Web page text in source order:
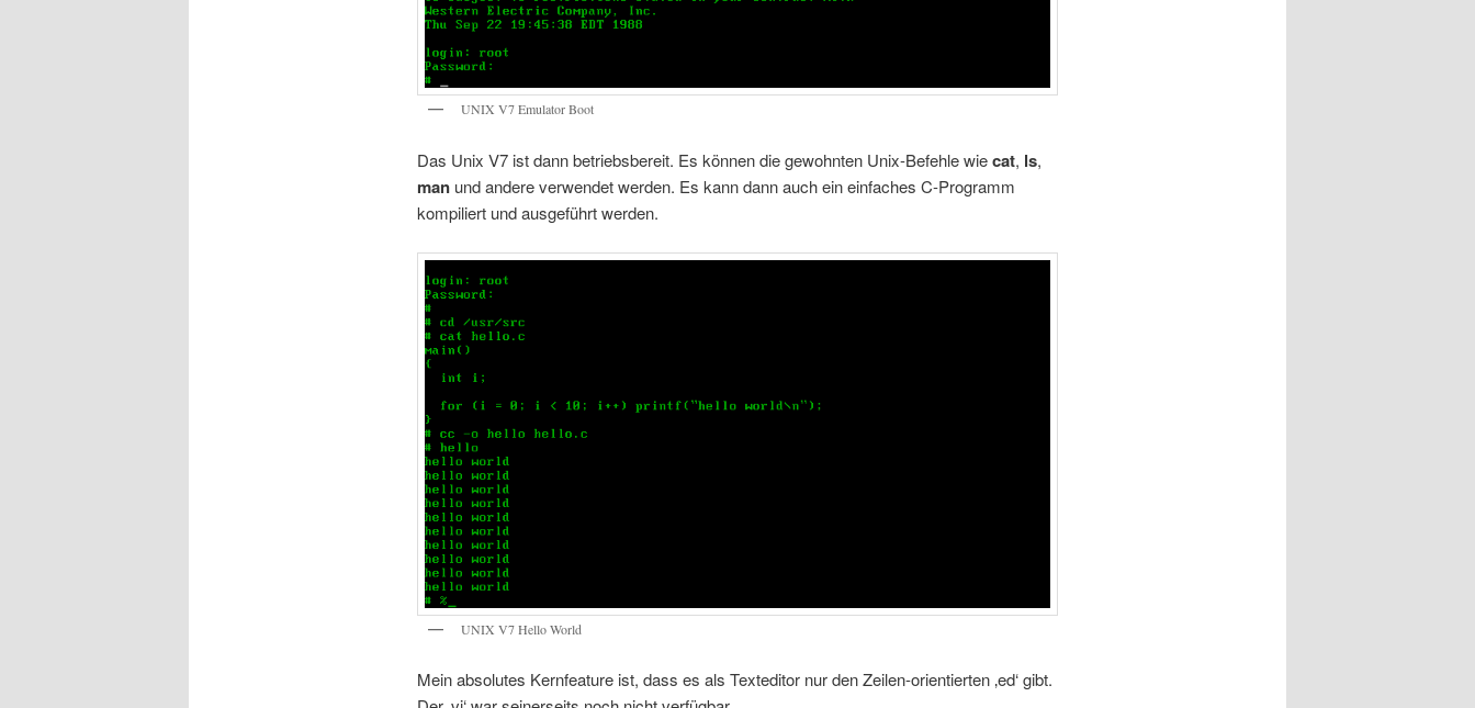
UNIX V7 Emulator Boot
Das Unix V7 ist dann betriebsbereit. Es können die gewohnten Unix-Befehle wiecat, ls,
manund andere verwendet werden. Es kann dann auch ein einfaches C-Programm
kompiliert und ausgeführt werden.
UNIX V7 Hello World
Mein absolutes Kernfeature ist, dass es als Texteditor nur den Zeilen-orientierten ‚ed‘ gibt.